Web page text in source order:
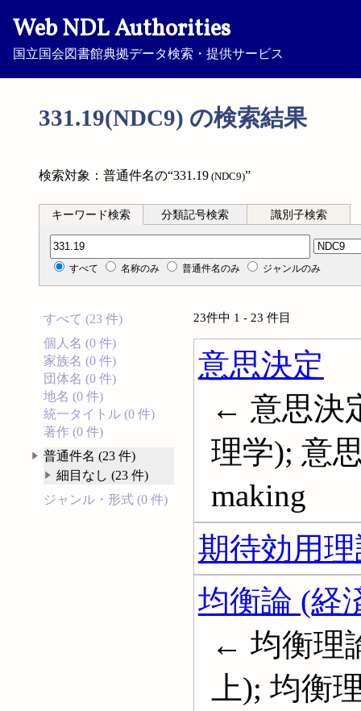
Web NDL Authorities
国立国会図書館典拠データ検索・提供サービス
331.19(NDC9) の検索結果
検索対象：普通件名の“331.19 (NDC9)”
キーワード検索 分類記号検索 識別子検索
分類記号検索
すべて 名称のみ 普通件名のみ ジャンルのみ
すべて (23 件)
個人名 (0 件)
家族名 (0 件)
団体名 (0 件)
地名 (0 件)
統一タイトル (0 件)
著作 (0 件)
普通件名 (23 件)
細目なし (23 件)
ジャンル・形式 (0 件)
23件中 1 - 23 件目
意思決定
← 意思決
理学); 意
making
期待効用
均衡論 (経
← 均衡理
上); 均衡